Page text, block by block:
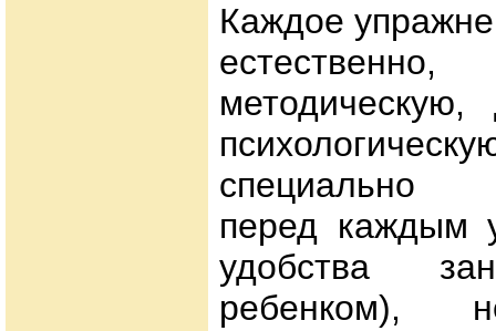
Каждое
методическую,
специально
перед каждым
удобства
ребенком),